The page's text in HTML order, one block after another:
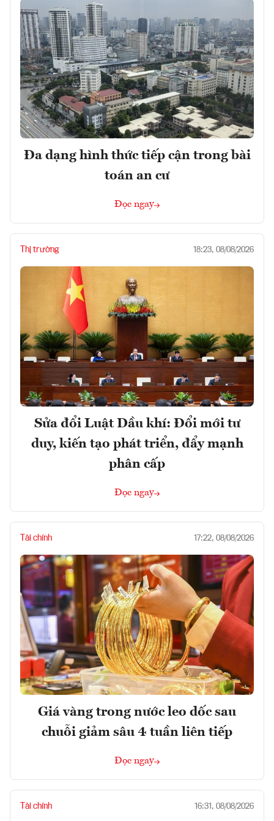
Đa dạng hình thức tiếp cận trong bài
toán an cư
Đọc ngay
Thị trường 18:23, 08/08/2026
Sửa đổi Luật Dầu khí: Đổi mới tư
duy, kiến tạo phát triển, đẩy mạnh
phân cấp
Đọc ngay
Tài chính 17:22, 08/08/2026
Giá vàng trong nước leo dốc sau
chuỗi giảm sâu 4 tuần liên tiếp
Đọc ngay
Tài chính 16:31, 08/08/2026